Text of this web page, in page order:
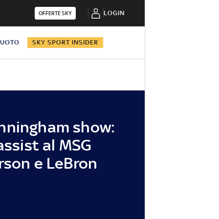
OFFERTE SKY LOGIN
SKY SPORT INSIDER
show:
al MSG
e LeBron